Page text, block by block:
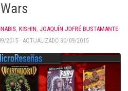
, KISHIN, JOAQUÍN JOFRÉ BUSTAMANTE
2015 · ACTUALIZADO 30/09/2015